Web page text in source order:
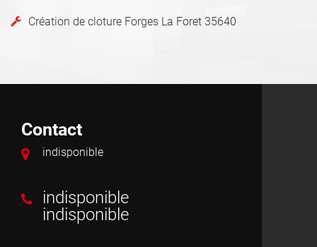
Création de cloture Forges La Foret 35640
Contact
indisponible
indisponible
indisponible